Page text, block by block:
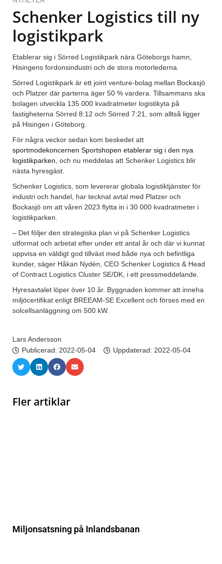
Schenker Logistics till ny
logistikpark
Etablerar sig i Sörred Logistikpark nära Göteborgs hamn,
Hisingens fordonsindustri och de stora motorlederna.
Sörred Logistikpark är ett joint venture-bolag mellan Bockasjö
och Platzer där parterna äger 50 % vardera. Tillsammans ska
bolagen utveckla 135 000 kvadratmeter logistikyta på
fastigheterna Sörred 8:12 och Sörred 7:21, som alltså ligger
på Hisingen i Göteborg.
För några veckor sedan kom beskedet att
sportmodekoncernen Sportshopen etablerar sig i den nya
logistikparken , och nu meddelas att Schenker Logistics blir
nästa hyresgäst.
Schenker Logistics, som levererar globala logistiktjänster för
industri och handel, har tecknat avtal med Platzer och
Bockasjö om att våren 2023 flytta in i 30 000 kvadratmeter i
logistikparken.
– Det följer den strategiska plan vi på Schenker Logistics
utformat och arbetat efter under ett antal år och där vi kunnat
uppvisa en väldigt god tillväxt med både nya och befintliga
kunder, säger Håkan Nydén, CEO Schenker Logistics & Head
of Contract Logistics Cluster SE/DK, i ett pressmeddelande.
Hyresavtalet löper över 10 år. Byggnaden kommer att inneha
miljöcertifikat enligt BREEAM-SE Excellent och förses med en
solcellsanläggning om 500 kW.
Lars Andersson
Publicerad: 2022-05-04 Uppdaterad: 2022-05-04
Fler artiklar
Miljonsatsning på Inlandsbanan